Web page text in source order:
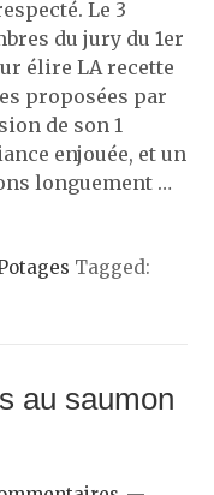
Le 3
du jury du 1er
élire LA recette
proposées par
de son 1
enjouée, et un
longuement …
Tagged:
au saumon